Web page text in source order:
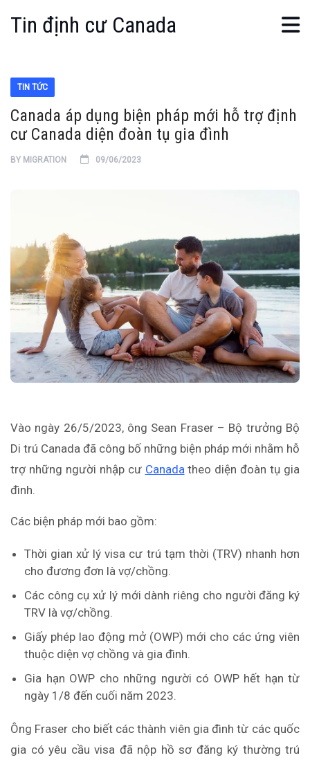
Tin định cư Canada
TIN TỨC
Canada áp dụng biện pháp mới hỗ trợ định
cư Canada diện đoàn tụ gia đình
BY MIGRATION 09/06/2023
Vào ngày 26/5/2023, ông Sean Fraser – Bộ trưởng Bộ
Di trú Canada đã công bố những biện pháp mới nhằm hỗ
trợ những người nhập cư Canada theo diện đoàn tụ gia
đình.
Các biện pháp mới bao gồm:
Thời gian xử lý visa cư trú tạm thời (TRV) nhanh hơn
cho đương đơn là vợ/chồng.
Các công cụ xử lý mới dành riêng cho người đăng ký
TRV là vợ/chồng.
Giấy phép lao động mở (OWP) mới cho các ứng viên
thuộc diện vợ chồng và gia đình.
Gia hạn OWP cho những người có OWP hết hạn từ
ngày 1/8 đến cuối năm 2023.
Ông Fraser cho biếtcác thành viên gia đình từ các quốc
gia có yêu cầu visa đã nộp hồ sơ đăng ký thường trú